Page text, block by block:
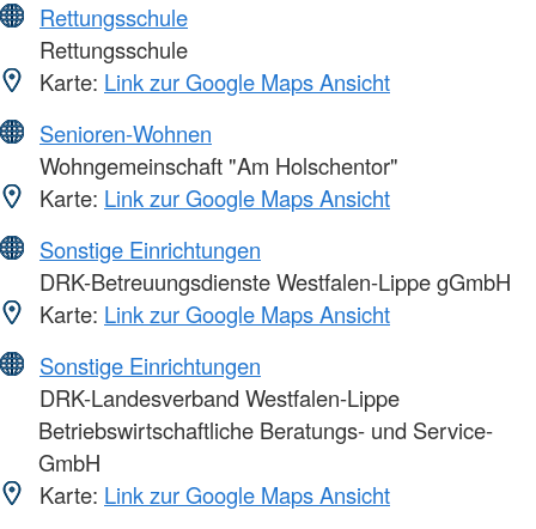
Rettungsschule
Rettungsschule
Karte: Link zur Google Maps Ansicht
Senioren-Wohnen
Wohngemeinschaft "Am Holschentor"
Karte: Link zur Google Maps Ansicht
Sonstige Einrichtungen
DRK-Betreuungsdienste Westfalen-Lippe gGmbH
Karte: Link zur Google Maps Ansicht
Sonstige Einrichtungen
DRK-Landesverband Westfalen-Lippe
Betriebswirtschaftliche Beratungs- und Service-
GmbH
Karte: Link zur Google Maps Ansicht